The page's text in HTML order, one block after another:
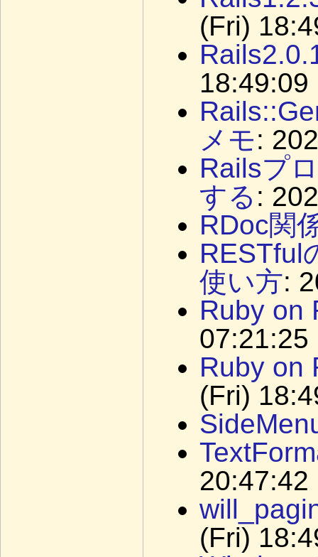
(Fri)
18:49:09
メモ:
Railsプ
する :
RDoc関
RESTful
使い方:
Ruby on
07:21:25
Ruby on
(Fri)
20:47:42
(Fri)